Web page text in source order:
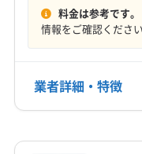
営業時間
定休日
なし
電話番号
料金は参考です。
情報をご確認ください
業者詳細・特徴